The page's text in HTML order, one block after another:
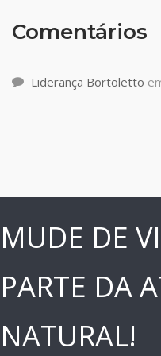
Comentários
Liderança Bortoletto
MUDE DE
PARTE DA
NATURAL!